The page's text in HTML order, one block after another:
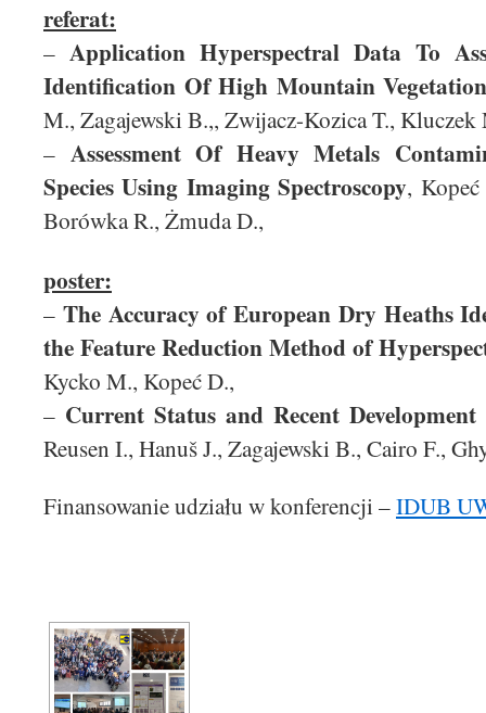
referat:
– Application Hyperspectral Data To
Identification Of High Mountain
M., Zagajewski B.,, Zwijacz-Kozica T., Kluczek
– Assessment Of Heavy Metals
Species Using Imaging Spectroscopy,
Borówka R., Żmuda D.,
poster:
– The Accuracy of European Dry Heaths
the Feature Reduction Method of
Kycko M., Kopeć D.,
– Current Status and Recent
Reusen I., Hanuš J., Zagajewski B., Cairo F.,
Finansowanie udziału w konferencji –IDUB